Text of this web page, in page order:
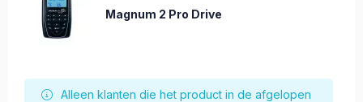
Magnum 2 Pro Drive
Alleen klanten die het product in de afgelopen